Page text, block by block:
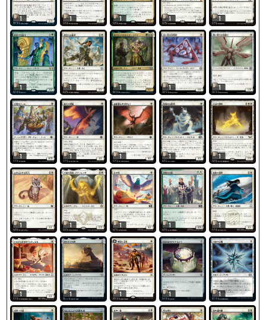
1 1 1 1 1
1 1 1 1 1
1 1 1 1 1
1 1 1 1 1
1 1 1 1 1